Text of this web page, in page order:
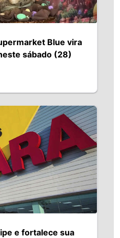
Blue vira
sábado (28)
e fortalece sua